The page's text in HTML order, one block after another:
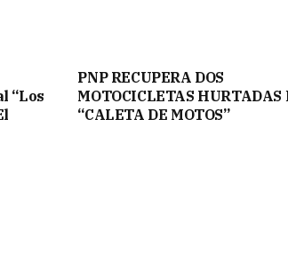
“Los
PNP RECUPERA DOS
MOTOCICLETAS HURTADAS
“CALETA DE MOTOS”